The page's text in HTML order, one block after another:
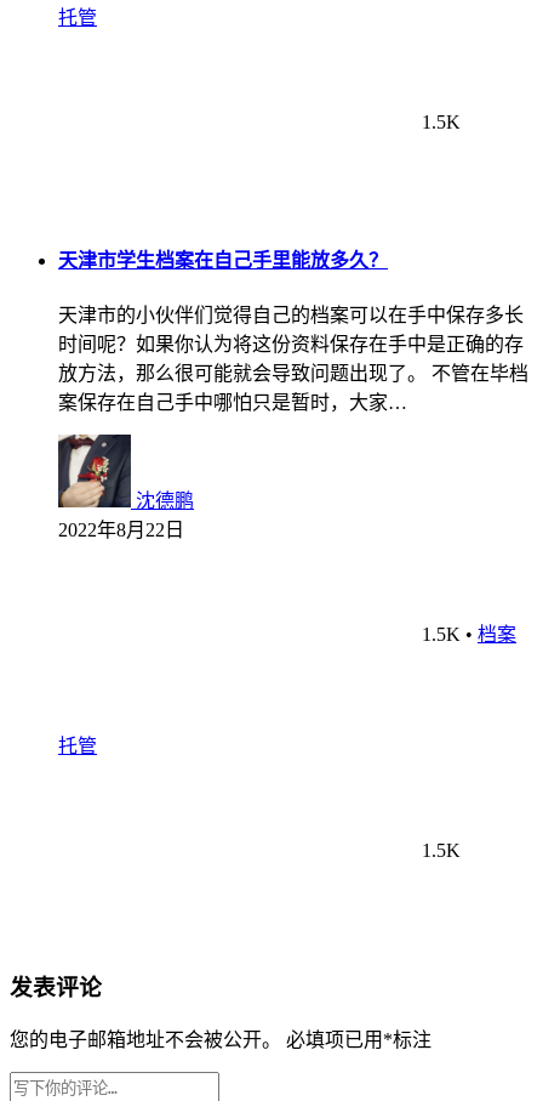
托管
1.5K
天津市学生档案在自己手里能放多久？
天津市的小伙伴们觉得自己的档案可以在手中保存多长
时间呢？如果你认为将这份资料保存在手中是正确的存
放方法，那么很可能就会导致问题出现了。 不管在毕档
案保存在自己手中哪怕只是暂时，大家…
沈德鹏
2022年8月22日
1.5K • 档案
托管
1.5K
发表评论
您的电子邮箱地址不会被公开。 必填项已用 *标注